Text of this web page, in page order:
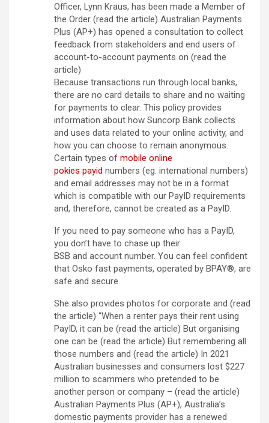
Officer, Lynn Kraus, has been made a Member of
the Order (read the article) Australian Payments
Plus (AP+) has opened a consultation to collect
feedback from stakeholders and end users of
account-to-account payments on (read the
article)
Because transactions run through local banks,
there are no card details to share and no waiting
for payments to clear. This policy provides
information about how Suncorp Bank collects
and uses data related to your online activity, and
how you can choose to remain anonymous.
Certain types of mobile online
pokies payid numbers (eg. international numbers)
and email addresses may not be in a format
which is compatible with our PayID requirements
and, therefore, cannot be created as a PayID.
If you need to pay someone who has a PayID,
you don’t have to chase up their
BSB and account number. You can feel confident
that Osko fast payments, operated by BPAY®, are
safe and secure.
She also provides photos for corporate and (read
the article) “When a renter pays their rent using
PayID, it can be (read the article) But organising
one can be (read the article) But remembering all
those numbers and (read the article) In 2021
Australian businesses and consumers lost $227
million to scammers who pretended to be
another person or company – (read the article)
Australian Payments Plus (AP+), Australia’s
domestic payments provider has a renewed